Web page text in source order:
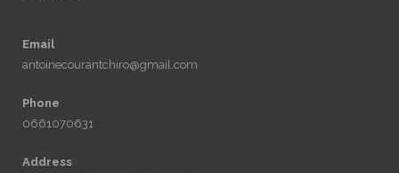
Email
antoinecourantchiro@gmail.com
Phone
0661070631
Address